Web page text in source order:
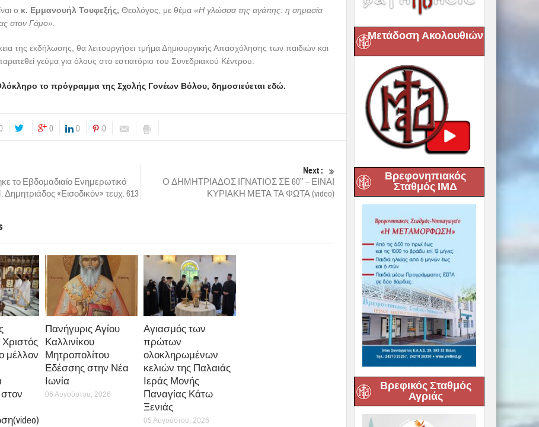
ο κ. Εμμανουήλ Τουφεξής, Θεολόγος, με θέμα «Η γλώσσα της αγάπης: η σημασία
στον Γάμο».
της εκδήλωσης, θα λειτουργήσει τμήμα Δημιουργικής Απασχόλησης των παιδιών και
γεύμα για όλους στο εστιατόριο του Συνεδριακού Κέντρου.
το πρόγραμμα της Σχολής Γονέων Βόλου, δημοσιεύεται εδώ.
0 0 0
το Εβδομαδιαίο Ενημερωτικό
Δημητριάδος «Εισοδικόν» τευχ. 613
Next :
Ο ΔΗΜΗΤΡΙΑΔΟΣ ΙΓΝΑΤΙΟΣ ΣΕ 60’’ – ΕΙΝΑΙ
ΚΥΡΙΑΚΗ ΜΕΤΑ ΤΑ ΦΩΤΑ (video)
Χριστός
μέλλον
Πανήγυρις Αγίου
Καλλινίκου
Μητροπολίτου
Εδέσσης στην Νέα
Ιωνία
06 Αυγούστου, 2026
Αγιασμός των
πρώτων
ολοκληρωμένων
κελιών της Παλαιάς
Ιεράς Μονής
Παναγίας Κάτω
Ξενιάς
05 Αυγούστου, 2026
Μετάδοση Ακολουθιών
Βρεφονηπιακός
Σταθμός ΙΜΔ
Βρεφικός Σταθμός
Αγριάς